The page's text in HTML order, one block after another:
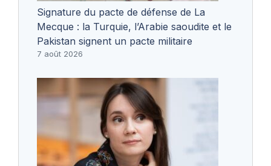
Signature du pacte de défense de La
Mecque : la Turquie, l’Arabie saoudite et le
Pakistan signent un pacte militaire
7 août 2026